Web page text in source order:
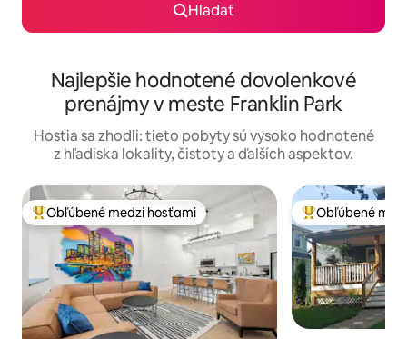
Hľadať
Najlepšie hodnotené dovolenkové
prenájmy v meste Franklin Park
Hostia sa zhodli: tieto pobyty sú vysoko hodnotené
z hľadiska lokality, čistoty a ďalších aspektov.
Najobľúbenejšie medzi hosťami
Obľúbené medzi hosťami Najobľúbenejšie
Obľúbené